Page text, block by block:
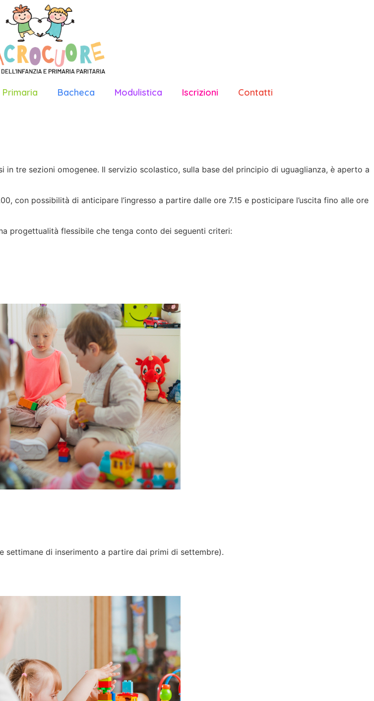
Bacheca Modulistica Iscrizioni Contatti
in tre sezioni omogenee. Il servizio scolastico, sulla base del principio di uguaglianza, è aperto a
con possibilità di anticipare l’ingresso a partire dalle ore 7.15 e posticipare l’uscita fino alle ore
progettualità flessibile che tenga conto dei seguenti criteri:
settimane di inserimento a partire dai primi di settembre).